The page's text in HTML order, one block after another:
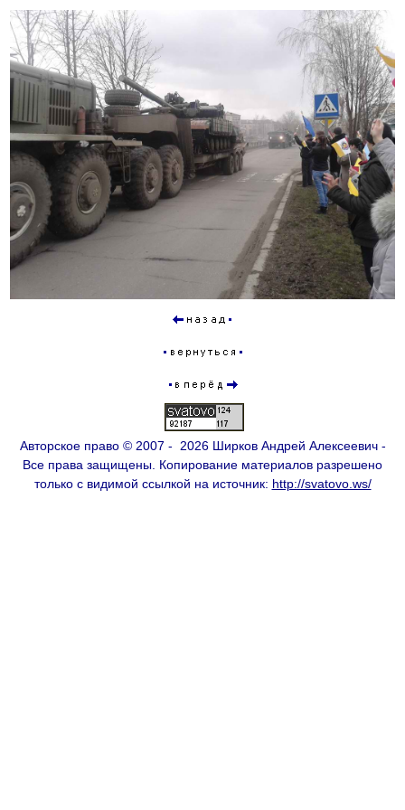
Авторское право © 2007 - 2026 Ширков Андрей Алексеевич -
Все права защищены. Копирование материалов разрешено
только с видимой ссылкой на источник: http://svatovo.ws/